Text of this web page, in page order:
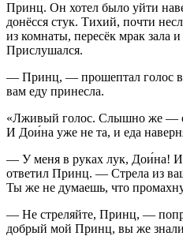
Принц. Он хотел было уйти
донёсся стук. Тихий, почти
из комнаты, пересёк мрак зала
Прислушался.
— Принц, — прошептал голос
вам еду принесла.
«Лживый голос. Слышно же —
И Дои́на уже не та, и еда
— У меня в руках лук, Дои́на!
ответил Принц. — Стрела из
Ты же не думаешь, что
— Не стреляйте, Принц, —
добрый мой Принц, вы же знали